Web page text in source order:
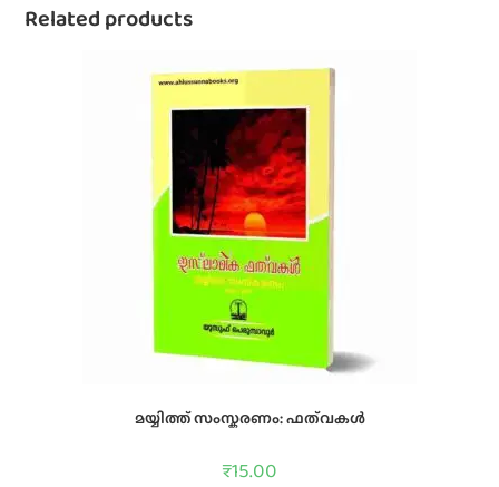
Related products
മയ്യിത്ത്‌ സംസ്കരണം: ഫത്‌വകൾ
₹15.00